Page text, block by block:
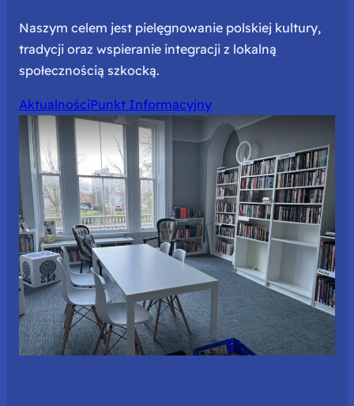
Naszym celem jest pielęgnowanie polskiej kultury,
tradycji oraz wspieranie integracji z lokalną
społecznością szkocką.
AktualnościPunkt Informacyjny